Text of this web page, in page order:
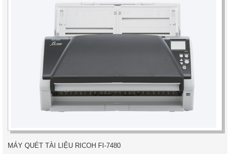
MÁY QUÉT TÀI LIỆU RICOH FI-7480